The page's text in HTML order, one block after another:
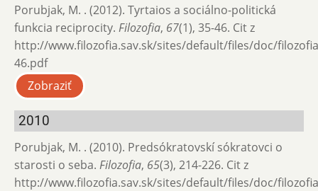
Porubjak, M. . (2012). Tyrtaios a sociálno-politická
funkcia reciprocity. Filozofia, 67(1), 35-46. Cit z
http://www.filozofia.sav.sk/sites/default/files/doc/
46.pdf
Zobraziť
2010
Porubjak, M. . (2010). Predsókratovskí sókratovci o
starosti o seba. Filozofia, 65(3), 214-226. Cit z
http://www.filozofia.sav.sk/sites/default/files/doc/